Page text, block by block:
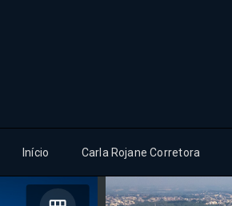
Início Carla Rojane Corretora